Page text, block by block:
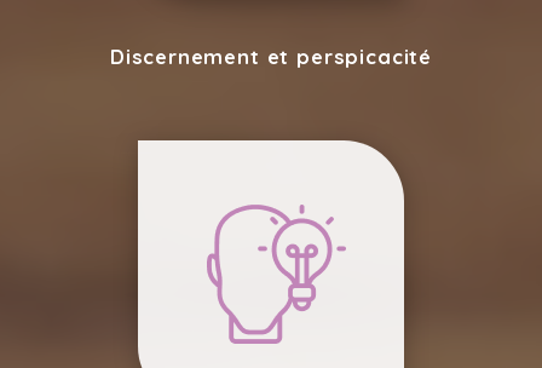
Discernement et perspicacité